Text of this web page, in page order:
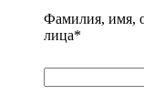
Фамилия, имя,
лица*